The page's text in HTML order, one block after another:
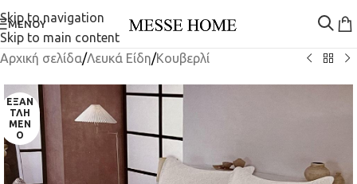
Skip to navigation
Skip to main content
ΜΕΝΟΎ
Αρχική σελίδα/Λευκά Είδη/Κουβερλί
ΕΞΑΝ
ΤΛΗ
ΜΈΝ
Ο